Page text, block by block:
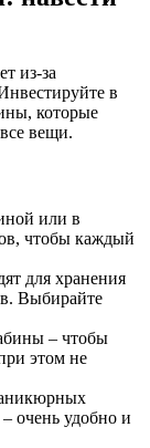
из-за
в
которые
вещи.
или в
чтобы каждый
для хранения
Выбирайте
– чтобы
этом не
очень удобно и